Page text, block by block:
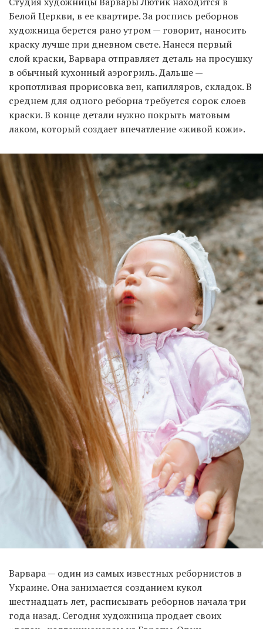
Белой Церкви, в ее квартире. За роспись реборнов
художница берется рано утром — говорит, наносить
краску лучше при дневном свете. Нанеся первый
слой краски, Варвара отправляет деталь на просушку
в обычный кухонный аэрогриль. Дальше —
кропотливая прорисовка вен, капилляров, складок. В
среднем для одного реборна требуется сорок слоев
краски. В конце детали нужно покрыть матовым
лаком, который создает впечатление «живой кожи».
Варвара — один из самых известных реборнистов в
Украине. Она занимается созданием кукол
шестнадцать лет, расписывать реборнов начала три
года назад. Сегодня художница продает своих